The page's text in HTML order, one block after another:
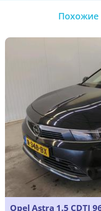
Похожие
Opel Astra 1.5 CDTI